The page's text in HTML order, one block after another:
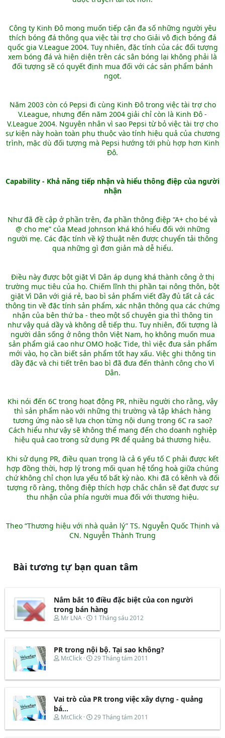
Công ty Kinh Đô mong muốn tiếp cận đa số những người yêu
thích bóng đá thông qua việc tài trợ cho Giải vô địch bóng đá
quốc gia V.League 2004. Tuy nhiên, đặc tính của các đối tượng
xem bóng đá và hiện diện trên các sân bóng lại không phải là
đối tượng sẽ có quyết định mua đối với các sản phẩm bánh
ngọt.
Năm 2003 còn có Pepsi đi cùng Kinh Đô trong việc tài trợ cho
V.League, nhưng đến năm 2004 giải chỉ còn là Kinh Đô -
V.League 2004. Nguyên nhân vì sao Pepsi từ bỏ việc tài trợ cho
sự kiện này hoàn toàn phụ thuộc vào tính hiệu quả của chương
trình, mặc dù đối tượng mà Pepsi hướng tới phù hợp hơn Kinh
Đô.
Capability - Khả năng tiếp nhận và hiểu thông điệp của người
nhận
Như đã đề cập ở phần trên, đa phần thông điệp “A+ cho bé và
@ cho mẹ” của Mead Johnson khá khó hiểu đối với những
người mẹ. Các đặc tính về kỹ thuật nên được chuyển tải thông
qua những gì đơn giản mà dễ hiểu.
Điều này được bột giặt Vì Dân áp dụng khá thành công ở thị
trường mục tiêu của họ. Chiếm lĩnh thị phần tại nông thôn, bột
giặt Vì Dân với giá rẻ, bao bì sản phẩm viết đầy đủ tất cả các
thông tin về đặc tính sản phẩm, xác nhận thông qua các chứng
nhận của bên thứ ba - theo một số chuyên gia thì thông tin
như vậy quá dầy và không dễ tiếp thu. Tuy nhiên, đối tượng là
người dân sống ở nông thôn Việt Nam, họ không muốn mua
sản phẩm giá cao như OMO hoặc Tide, thì việc đưa sản phẩm
mới vào, họ cần biết sản phẩm tốt hay xấu. Việc ghi thông tin
dầy đặc và chi tiết trên bao bì đã đưa đến thành công cho Vì
Dân.
Khi nói đến 6C trong hoạt động PR, nhiều người cho rằng, vậy
thì sản phẩm nào với những thị trường và tập khách hàng
tương ứng nào sẽ lựa chọn từng nội dung trong 6C ra sao?
Cách hiểu như vậy sẽ không thể mang đến cho doanh nghiệp
hiệu quả cao trong sử dụng PR để quảng bá thương hiệu.
Khi sử dụng PR, điều quan trọng là cả 6 yếu tố C phải được kết
hợp đồng thời, hợp lý trong mối quan hệ tổng hoà giữa chúng
chứ không chỉ chọn lựa yếu tố bất kỳ nào. Khi đã có kênh và đối
tượng rõ ràng, thông điệp thích hợp chắc chắn sẽ đạt được sự
thu nhận của phía người mua đối với thương hiệu.
Theo “Thương hiệu với nhà quản lý” TS. Nguyễn Quốc Thịnh và
CN. Nguyễn Thành Trung
Bài tương tự bạn quan tâm
Nắm bắt 10 điều đặc biệt của con người
trong bán hàng
T
r
a
d
a
t
e
r
Mr LNA
N
à
b
ắ
ầ
1 Tháng sáu 2012
PR trong nội bộ. Tại sao không?
T
e
d
s
t
a
r
Mr.Click
N
y
ắ
đ
ầ
u
29 Tháng tám 2011
Vai trò của PR trong việc xây dựng - quảng
bá...
T
r
Mr.Click
N
à
29 Tháng tám 2011